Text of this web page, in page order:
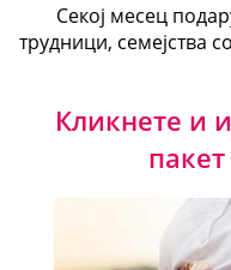
Секој месец
трудници, семејства
Кликнете и